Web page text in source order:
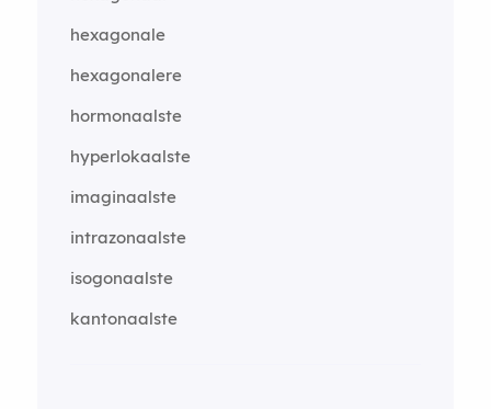
hexagonale
hexagonalere
hormonaalste
hyperlokaalste
imaginaalste
intrazonaalste
isogonaalste
kantonaalste